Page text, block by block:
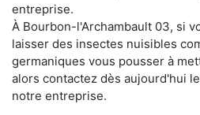
entreprise.
À Bourbon-l'Archambault 03, si
laisser des insectes nuisibles
germaniques vous pousser à
alors contactez dès aujourd'hui
notre entreprise.